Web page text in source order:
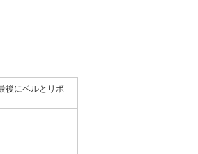
後にベルとリボ